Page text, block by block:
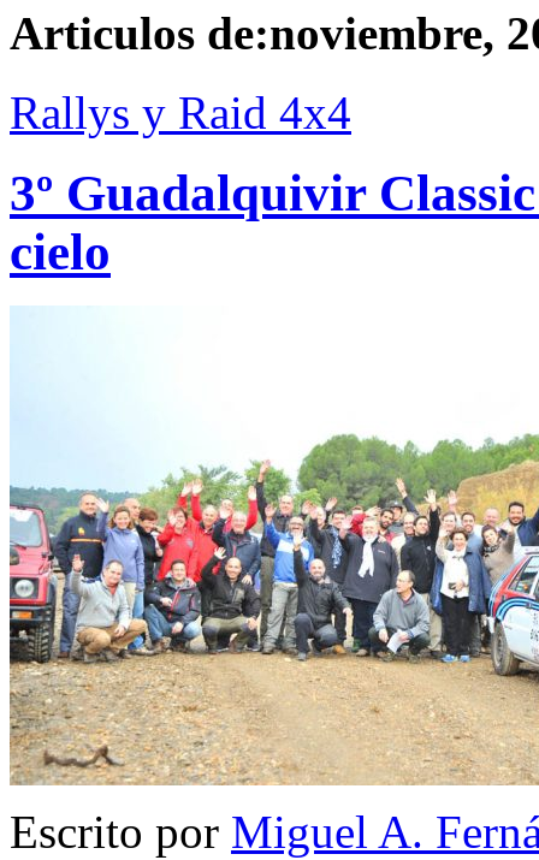
Articulos de:noviembre,
Rallys y Raid 4x4
3º Guadalquivir
cielo
Escrito por Miguel A.